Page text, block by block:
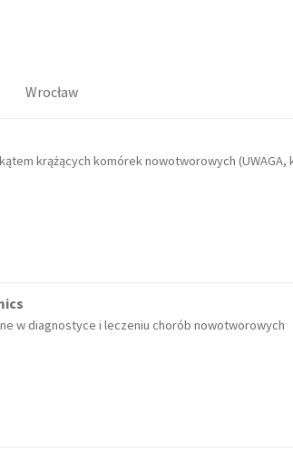
Wrocław
krążących komórek nowotworowych (UWAGA,
w diagnostyce i leczeniu chorób nowotworowych